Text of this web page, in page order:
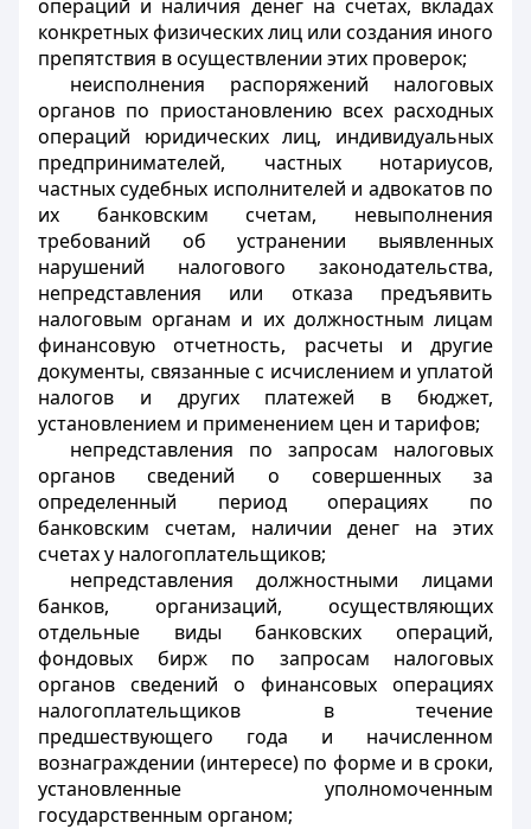
операций и наличия денег на счетах, вкладах
конкретных физических лиц или создания иного
препятствия в осуществлении этих проверок;
неисполнения распоряжений налоговых
органов по приостановлению всех расходных
операций юридических лиц, индивидуальных
предпринимателей, частных нотариусов,
частных судебных исполнителей и адвокатов по
их банковским счетам, невыполнения
требований об устранении выявленных
нарушений налогового законодательства,
непредставления или отказа предъявить
налоговым органам и их должностным лицам
финансовую отчетность, расчеты и другие
документы, связанные с исчислением и уплатой
налогов и других платежей в бюджет,
установлением и применением цен и тарифов;
непредставления по запросам налоговых
органов сведений о совершенных за
определенный период операциях по
банковским счетам, наличии денег на этих
счетах у налогоплательщиков;
непредставления должностными лицами
банков, организаций, осуществляющих
отдельные виды банковских операций,
фондовых бирж по запросам налоговых
органов сведений о финансовых операциях
налогоплательщиков в течение
предшествующего года и начисленном
вознаграждении (интересе) по форме и в сроки,
установленные уполномоченным
государственным органом;